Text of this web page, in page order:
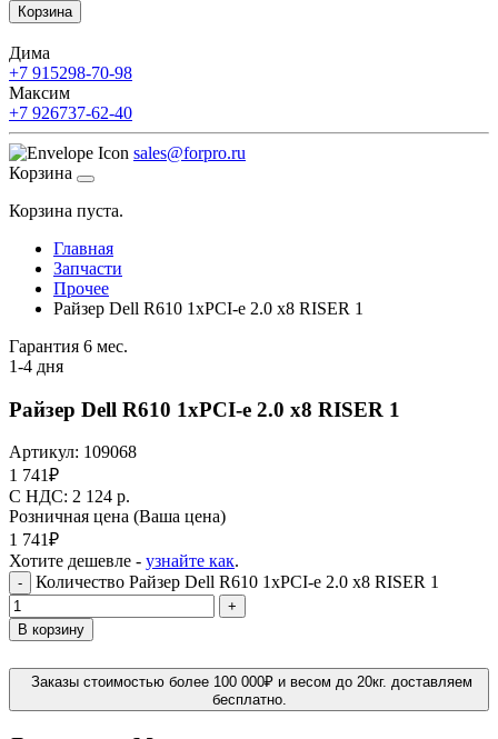
Корзина
Дима
+7 915298-70-98
Максим
+7 926737-62-40
sales@forpro.ru
Корзина
Корзина пуста.
Главная
Запчасти
Прочее
Райзер Dell R610 1xPCI-e 2.0 x8 RISER 1
Гарантия 6 мес.
1-4 дня
Райзер Dell R610 1xPCI-e 2.0 x8 RISER 1
Артикул: 109068
1 741₽
C НДС: 2 124 р.
Розничная цена (Ваша цена)
1 741₽
Хотите дешевле - узнайте как.
- Количество Райзер Dell R610 1xPCI-e 2.0 x8 RISER 1
+
В корзину
Заказы стоимостью более 100 000₽ и весом до 20кг. доставляем
бесплатно.